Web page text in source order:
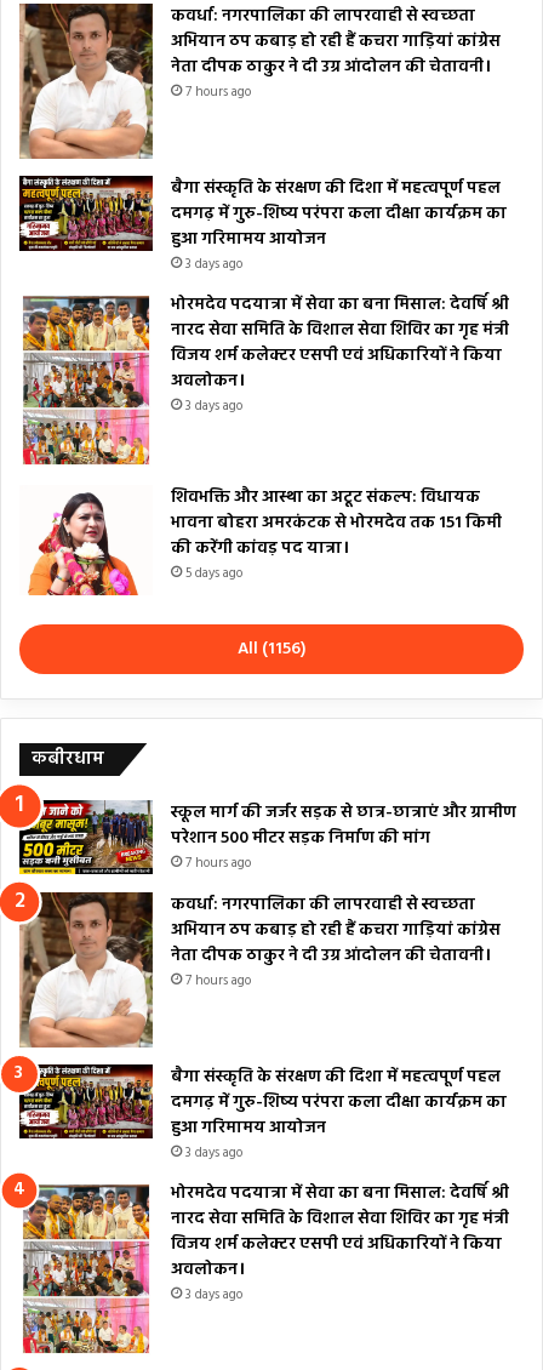
कवर्धा: नगरपालिका की लापरवाही से स्वच्छता
अभियान ठप कबाड़ हो रही हैं कचरा गाड़ियां कांग्रेस
नेता दीपक ठाकुर ने दी उग्र आंदोलन की चेतावनी।
7 hours ago
बैगा संस्कृति के संरक्षण की दिशा में महत्वपूर्ण पहल
दमगढ़ में गुरु-शिष्य परंपरा कला दीक्षा कार्यक्रम का
हुआ गरिमामय आयोजन
3 days ago
भोरमदेव पदयात्रा में सेवा का बना मिसाल: देवर्षि श्री
नारद सेवा समिति के विशाल सेवा शिविर का गृह मंत्री
विजय शर्म कलेक्टर एसपी एवं अधिकारियों ने किया
अवलोकन।
3 days ago
शिवभक्ति और आस्था का अटूट संकल्प: विधायक
भावना बोहरा अमरकंटक से भोरमदेव तक 151 किमी
की करेंगी कांवड़ पद यात्रा।
5 days ago
All (1156)
कबीरधाम
स्कूल मार्ग की जर्जर सड़क से छात्र-छात्राएं और ग्रामीण
परेशान 500 मीटर सड़क निर्माण की मांग
7 hours ago
कवर्धा: नगरपालिका की लापरवाही से स्वच्छता
अभियान ठप कबाड़ हो रही हैं कचरा गाड़ियां कांग्रेस
नेता दीपक ठाकुर ने दी उग्र आंदोलन की चेतावनी।
7 hours ago
बैगा संस्कृति के संरक्षण की दिशा में महत्वपूर्ण पहल
दमगढ़ में गुरु-शिष्य परंपरा कला दीक्षा कार्यक्रम का
हुआ गरिमामय आयोजन
3 days ago
भोरमदेव पदयात्रा में सेवा का बना मिसाल: देवर्षि श्री
नारद सेवा समिति के विशाल सेवा शिविर का गृह मंत्री
विजय शर्म कलेक्टर एसपी एवं अधिकारियों ने किया
अवलोकन।
3 days ago